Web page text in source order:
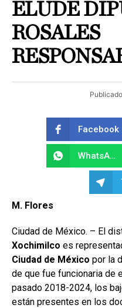
ELUDE
ROSALES
Publicado
Facebook
WhatsApp
M. Flores
Ciudad de México. – El
Xochimilco es
Ciudad de México por la
de que fue funcionaria de
pasado 2018-2024, los
están presentes en los